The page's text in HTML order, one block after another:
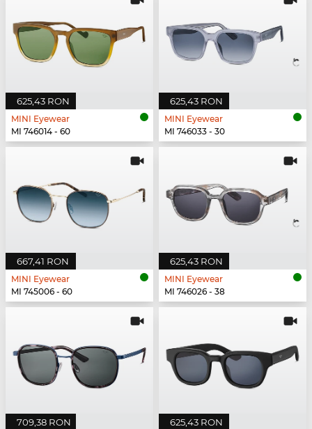
625,43 RON
MINI Eyewear
MI 746014 - 60
625,43 RON
MINI Eyewear
MI 746033 - 30
667,41 RON
MINI Eyewear
MI 745006 - 60
625,43 RON
MINI Eyewear
MI 746026 - 38
709,38 RON 625,43 RON